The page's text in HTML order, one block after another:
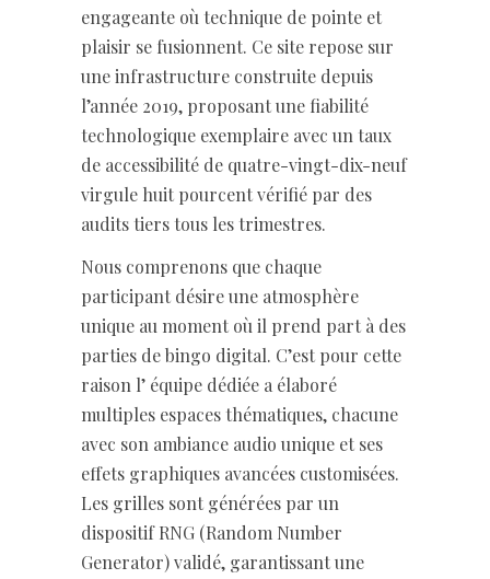
engageante où technique de pointe et
plaisir se fusionnent. Ce site repose sur
une infrastructure construite depuis
l’année 2019, proposant une fiabilité
technologique exemplaire avec un taux
de accessibilité de quatre-vingt-dix-neuf
virgule huit pourcent vérifié par des
audits tiers tous les trimestres.
Nous comprenons que chaque
participant désire une atmosphère
unique au moment où il prend part à des
parties de bingo digital. C’est pour cette
raison l’ équipe dédiée a élaboré
multiples espaces thématiques, chacune
avec son ambiance audio unique et ses
effets graphiques avancées customisées.
Les grilles sont générées par un
dispositif RNG (Random Number
Generator) validé, garantissant une